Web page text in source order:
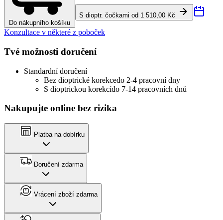
Do nákupního košíku
S dioptr. čočkami od 1 510,00 Kč
Konzultace v některé z poboček
Tvé možnosti doručení
Standardní doručení
Bez dioptrické korekcedo 2-4 pracovní dny
S dioptrickou korekcído 7-14 pracovních dnů
Nakupujte online bez rizika
Platba na dobírku
Doručení zdarma
Vrácení zboží zdarma